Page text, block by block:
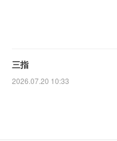
三指
2026.07.20 10:33